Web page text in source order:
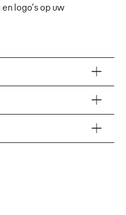
logo's op uw